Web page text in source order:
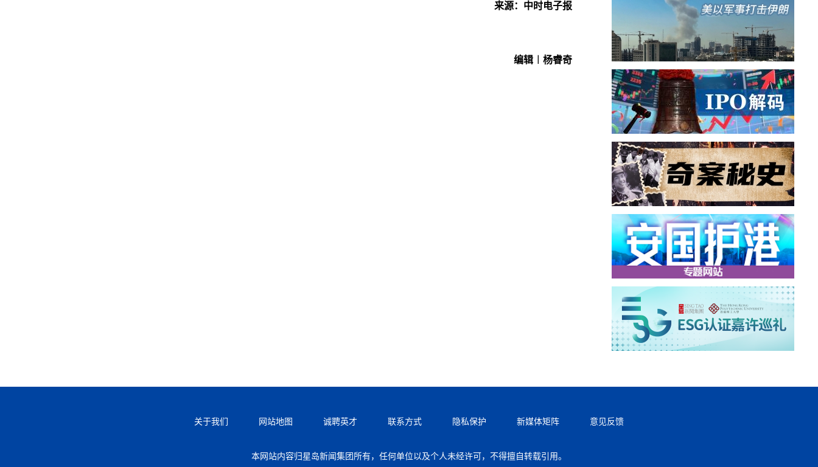
来源：中时电子报
编辑︱杨睿奇
关于我们 网站地图 诚聘英才 联系方式 隐私保护 新媒体矩阵 意见反馈
本网站内容归星岛新闻集团所有，任何单位以及个人未经许可，不得擅自转载引用。